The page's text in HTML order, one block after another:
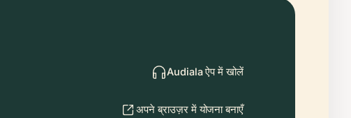
Audiala ऐप में खोलें
अपने ब्राउज़र में योजना बनाएँ